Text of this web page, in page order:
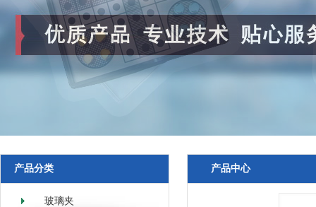
产品分类
玻璃夹
产品中心